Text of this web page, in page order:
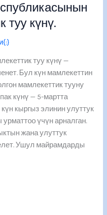
туу күнү.
туу күнү —
Бул күн мамлекеттин
мамлекеттик тууну
күнү — 5-мартта
кыргыз элинин улуттук
үчүн арналган.
жана улуттук
Ушул майрамдарды